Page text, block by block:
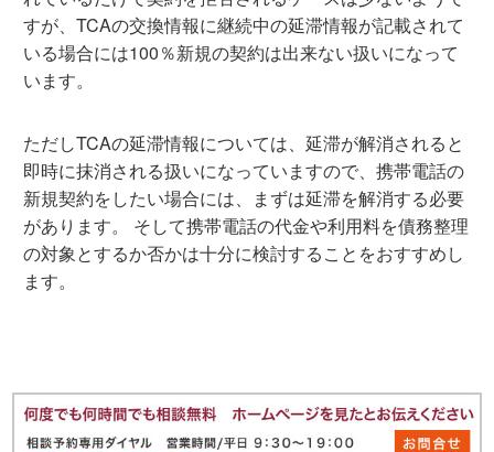
すが、TCAの交換情報に継続中の延滞情報が記載されて
いる場合には100％新規の契約は出来ない扱いになって
います。
ただしTCAの延滞情報については、延滞が解消されると
即時に抹消される扱いになっていますので、携帯電話の
新規契約をしたい場合には、まずは延滞を解消する必要
があります。 そして携帯電話の代金や利用料を債務整理
の対象とするか否かは十分に検討することをおすすめし
ます。